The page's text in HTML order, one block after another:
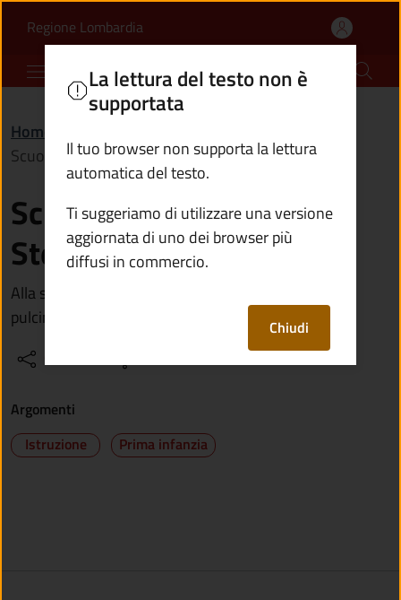
Scuola dell'infanzia
Regione Lombardia(apre in un'altra scheda).
Comune di Pian Camuno
Home
Scuola dell'infanzia "Don Stefano Gelmi"
Scuola dell'infanzia "Don
Stefano Gelmi"
Alla scuola dell'infanzia è annesso l'asilo nido "Il
pulcino"
La lettura del testo non è
supportata
Il tuo browser non supporta la lettura
automatica del testo.
Ti suggeriamo di utilizzare una versione
aggiornata di uno dei browser più
diffusi in commercio.
Chiudi
Argomenti
Istruzione
Prima infanzia